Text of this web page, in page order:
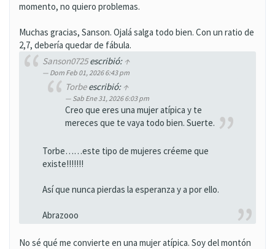
momento, no quiero problemas.
Muchas gracias, Sanson. Ojalá salga todo bien. Con un ratio de
2,7, debería quedar de fábula.
Sanson0725escribió: ↑
Dom Feb 01, 2026 6:43 pm
Torbeescribió: ↑
Sab Ene 31, 2026 6:03 pm
Creo que eres una mujer atípica y te
mereces que te vaya todo bien. Suerte.
Torbe……este tipo de mujeres créeme que
existe!!!!!!!
Así que nunca pierdas la esperanza y a por ello.
Abrazooo
No sé qué me convierte en una mujer atípica. Soy del montón